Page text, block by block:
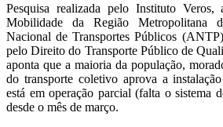
Pesquisa realizada pelo Instituto
Mobilidade da Região Metropolitana
Nacional de Transportes Públicos
pelo Direito do Transporte Público de
aponta que a maioria da população,
do transporte coletivo aprova a
está em operação parcial (falta o sistema
desde o mês de março.